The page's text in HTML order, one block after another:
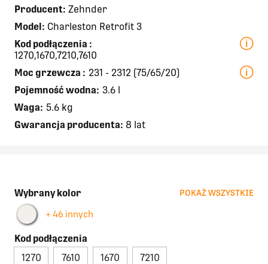
Producent: Zehnder
Model: Charleston Retrofit 3
Kod podłączenia :
1270,1670,7210,7610
Moc grzewcza : 231 - 2312 (75/65/20)
Pojemność wodna: 3.6 l
Waga: 5.6 kg
Gwarancja producenta: 8 lat
Wybrany kolor POKAŻ WSZYSTKIE
+ 46 innych
Kod podłączenia
1270
7610 1670 7210